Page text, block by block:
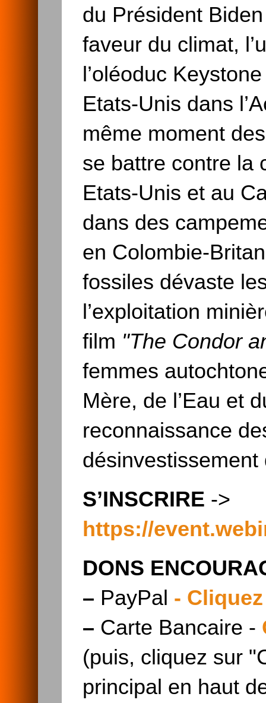
du Président
faveur du climat,
l’oléoduc
Etats-Unis dans
même moment
se battre contre la
Etats-Unis et au
dans des
en Colombie-
fossiles dévaste
l’exploitation
film "The Condor
femmes
Mère, de l’Eau et
reconnaissance
​​​​​S’INSCRIRE ->
https://
DONS
– PayPal -
– Carte Bancaire -
​​​​​​​(puis, cliquez sur
principal en haut